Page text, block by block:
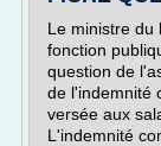
Le ministre du
fonction
question de
de l'indemnité
versée aux
L'indemnité